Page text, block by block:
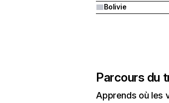
Bolivie
Parcours du
Apprends où les